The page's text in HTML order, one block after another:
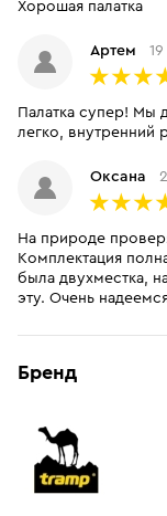
Хорошая палатка
Артем
Палатка супер! Мы
легко, внутренний
Оксана
На природе
Комплектация
была двухместка,
эту. Очень
Бренд